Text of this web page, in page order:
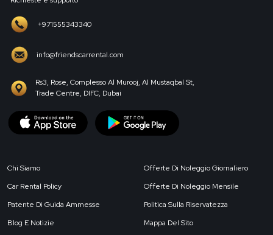
+971555343340
info@friendscarrental.com
Rs3, Rose, Complesso Al Murooj, Al Mustaqbal St,
Trade Centre, DIFC, Dubai
Chi Siamo
Car Rental Policy
Patente Di Guida Ammesse
Blog E Notizie
Offerte Di Noleggio Giornaliero
Offerte Di Noleggio Mensile
Politica Sulla Riservatezza
Mappa Del Sito